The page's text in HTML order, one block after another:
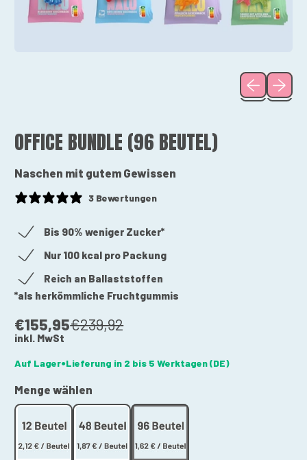
Vorheriges
OFFICE BUNDLE (96 BEUTEL)
Naschen mit gutem Gewissen
3 Bewertungen
Bis 90% weniger Zucker*
Nur 100 kcal pro Packung
Reich an Ballaststoffen
*als herkömmliche Fruchtgummis
€239,92
€155,95
inkl. MwSt
Auf Lager●Lieferung in 2 bis 5 Werktagen (DE)
Menge wählen